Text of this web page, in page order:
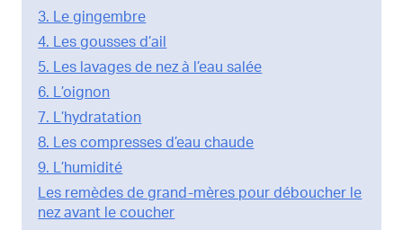
3. Le gingembre
4. Les gousses d’ail
5. Les lavages de nez à l’eau salée
6. L’oignon
7. L’hydratation
8. Les compresses d’eau chaude
9. L’humidité
Les remèdes de grand-mères pour déboucher le
nez avant le coucher